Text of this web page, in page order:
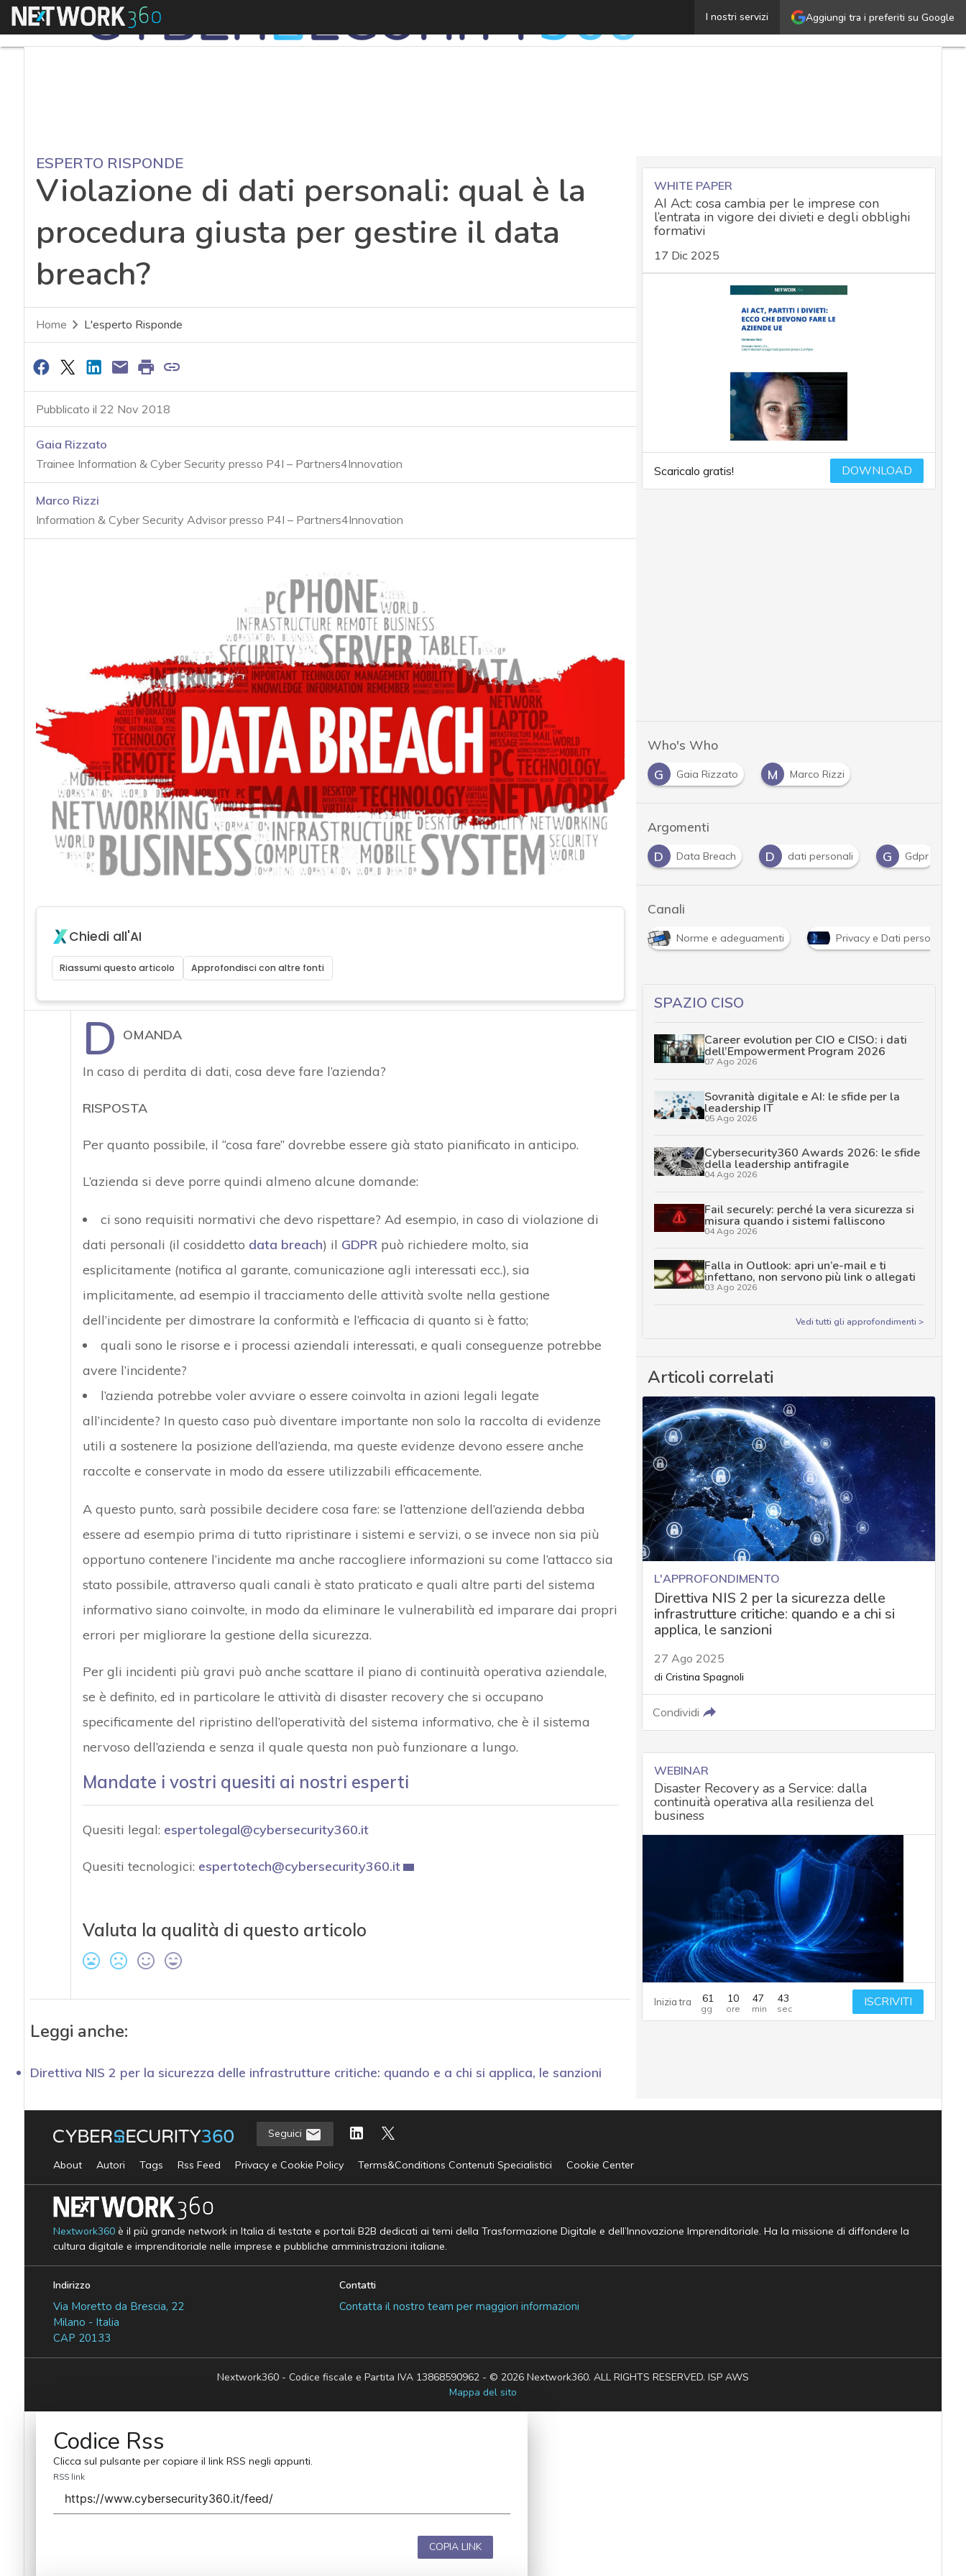
Aggiungi tra i preferiti su Google
I nostri servizi
Menu Violazione di dati personali: qual è la procedura giusta
ESPERTO RISPONDE
Violazione di dati personali: qual è la
procedura giusta per gestire il data
breach?
Home L'esperto Risponde
Pubblicato il 22 Nov 2018
Gaia Rizzato
Trainee Information & Cyber Security presso P4I – Partners4Innovation
Marco Rizzi
Information & Cyber Security Advisor presso P4I – Partners4Innovation
Chiedi all'AI
Riassumi questo articolo Approfondisci con altre fonti
D OMANDA
In caso di perdita di dati, cosa deve fare l’azienda?
RISPOSTA
Per quanto possibile, il “cosa fare” dovrebbe essere già stato pianificato in anticipo.
L’azienda si deve porre quindi almeno alcune domande:
ci sono requisiti normativi che devo rispettare? Ad esempio, in caso di violazione di
dati personali (il cosiddetto data breach) il GDPRpuò richiedere molto, sia
esplicitamente (notifica al garante, comunicazione agli interessati ecc.), sia
implicitamente, ad esempio il tracciamento delle attività svolte nella gestione
dell’incidente per dimostrare la conformità e l’efficacia di quanto si è fatto;
quali sono le risorse e i processi aziendali interessati, e quali conseguenze potrebbe
avere l’incidente?
l’azienda potrebbe voler avviare o essere coinvolta in azioni legali legate
all’incidente? In questo caso può diventare importante non solo la raccolta di evidenze
utili a sostenere la posizione dell’azienda, ma queste evidenze devono essere anche
raccolte e conservate in modo da essere utilizzabili efficacemente.
A questo punto, sarà possibile decidere cosa fare: se l’attenzione dell’azienda debba
essere ad esempio prima di tutto ripristinare i sistemi e servizi, o se invece non sia più
opportuno contenere l’incidente ma anche raccogliere informazioni su come l’attacco sia
stato possibile, attraverso quali canali è stato praticato e quali altre parti del sistema
informativo siano coinvolte, in modo da eliminare le vulnerabilità ed imparare dai propri
errori per migliorare la gestione della sicurezza.
Per gli incidenti più gravi può anche scattare il piano di continuità operativa aziendale,
se è definito, ed in particolare le attività di disaster recovery che si occupano
specificamente del ripristino dell’operatività del sistema informativo, che è il sistema
nervoso dell’azienda e senza il quale questa non può funzionare a lungo.
Mandate i vostri quesiti ai nostri esperti
Quesiti legal: espertolegal@cybersecurity360.it
Quesiti tecnologici: espertotech@cybersecurity360.it
Valuta la qualità di questo articolo
Leggi anche:
Direttiva NIS 2 per la sicurezza delle infrastrutture critiche: quando e a chi si applica, le sanzioni
WHITE PAPER
AI Act: cosa cambia per le imprese con
l’entrata in vigore dei divieti e degli obblighi
formativi
17 Dic 2025
Scaricalo gratis! DOWNLOAD
Who's Who
G
Gaia Rizzato M Marco Rizzi
Argomenti
A
Accountability D Data Breach D dati personali G Gdpr
Canali
Norme e adeguamenti Privacy e Dati personali
SPAZIO CISO
Career evolution per CIO e CISO: i dati
dell’Empowerment Program 2026
07 Ago 2026
Sovranità digitale e AI: le sfide per la
leadership IT
05 Ago 2026
Cybersecurity360 Awards 2026: le sfide
della leadership antifragile
04 Ago 2026
Fail securely: perché la vera sicurezza si
misura quando i sistemi falliscono
04 Ago 2026
Falla in Outlook: apri un’e-mail e ti
infettano, non servono più link o allegati
03 Ago 2026
Vedi tutti gli approfondimenti >
Articoli correlati
L'APPROFONDIMENTO
Direttiva NIS 2 per la sicurezza delle
infrastrutture critiche: quando e a chi si
applica, le sanzioni
27 Ago 2025
di Cristina Spagnoli
Condividi
WEBINAR
Disaster Recovery as a Service: dalla
continuità operativa alla resilienza del
business
Inizia tra 61 10 47 43 ISCRIVITI
Seguici
About Autori Tags Rss Feed Privacy e Cookie Policy Terms&Conditions Contenuti Specialistici Cookie Center
Nextwork360è il più grande network in Italia di testate e portali B2B dedicati ai temi della Trasformazione Digitale e dell’Innovazione Imprenditoriale. Ha la missione di diffondere la
cultura digitale e imprenditoriale nelle imprese e pubbliche amministrazioni italiane.
Indirizzo
Via Moretto da Brescia, 22
Milano - Italia
CAP 20133
Contatti
Contatta il nostro team per maggiori informazioni
Nextwork360 - Codice fiscale e Partita IVA 13868590962 - © 2026 Nextwork360. ALL RIGHTS RESERVED. ISP AWS
Mappa del sito
Codice Rss
Clicca sul pulsante per copiare il link RSS negli appunti.
RSS link
COPIA LINK